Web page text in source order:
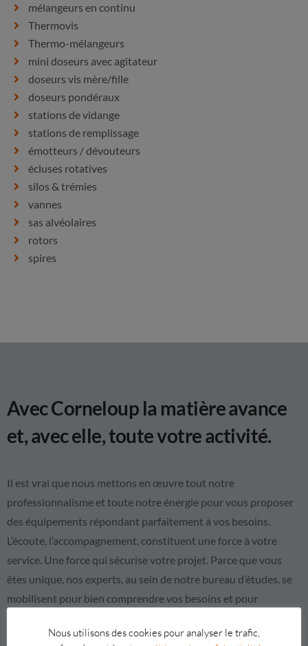
mélangeurs en continu
Thermovis
Thermo-mélangeurs
mini doseurs avec agitateur
doseurs vis mère/fille
doseurs pondéraux
stations de vidange
stations de remplissage
émotteurs / dévouteurs
écluses rotatives
silos & trémies
vannes
sas alvéolaires
rotors
spires
Avec Corneloup la matière avance
et, avec elle, toute votre activité.
Il est vrai que nous mettons en œuvre tout notre
professionnalisme et toute notre énergie pour vous proposer
des équipements répondant parfaitement à vos besoins.
L’écoute, l’accompagnement, constituent une force à votre
service. Une force qui sécurise votre projet. Parce que vous
êtes unique, nos experts, au sein de notre bureau d’études, se
mobilisent pour bien comprendre vos besoins et pour
Nous utilisons des cookies pour analyser le trafic,